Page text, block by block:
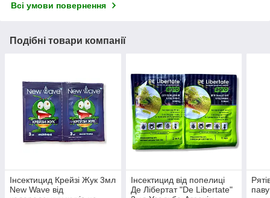
Всі умови повернення
Подібні товари компанії
Інсектицид Крейзі Жук 3мл
New Wave від
Інсектицид від попелиці
Де Лібертат "De Libertate"